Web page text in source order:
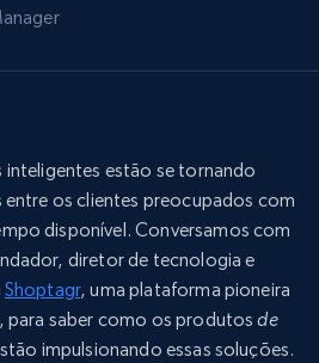
inteligentes estão se tornando
entre os clientes preocupados com
disponível. Conversamos com
diretor de tecnologia e
Shoptagr, uma plataforma pioneira
para saber como os produtosde
impulsionando essas soluções.